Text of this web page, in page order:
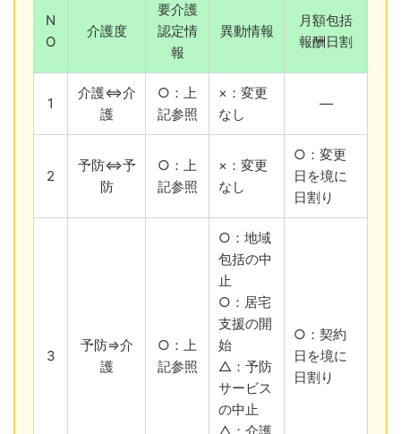
N
O
介護度
要介護
認定情
報
異動情報
月額包括
報酬日割
1
介護⇔介
護
○：上
記参照
×：変更
なし
―
2
予防⇔予
防
○：上
記参照
×：変更
なし
○：変更
日を境に
日割り
3
予防⇒介
護
○：上
記参照
○：地域
包括の中
止
○：居宅
支援の開
始
△：予防
サービス
の中止
○：契約
日を境に
日割り